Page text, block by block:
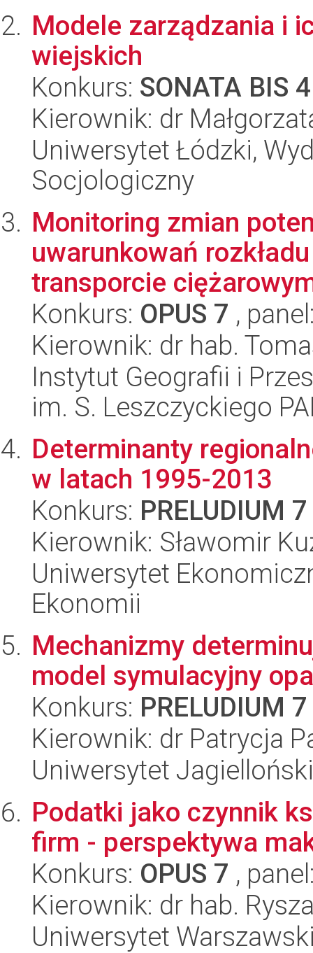
Modele zarządzania i
wiejskich
Konkurs: SONATA BIS 4
Kierownik: dr
Uniwersytet Łódzki,
Socjologiczny
Monitoring zmian
uwarunkowań
transporcie
Konkurs: OPUS 7 ,
Kierownik: dr hab.
Instytut Geografii i
im. S. Leszczyckiego
Determinanty
w latach 1995-2013
Konkurs: PRELUDIUM 7
Kierownik: Sławomir
Uniwersytet
Ekonomii
Mechanizmy
model symulacyjny
Konkurs: PRELUDIUM 7
Kierownik: dr Patrycja
Uniwersytet
Podatki jako czynnik
firm - perspektywa
Konkurs: OPUS 7 ,
Kierownik: dr hab.
Uniwersytet